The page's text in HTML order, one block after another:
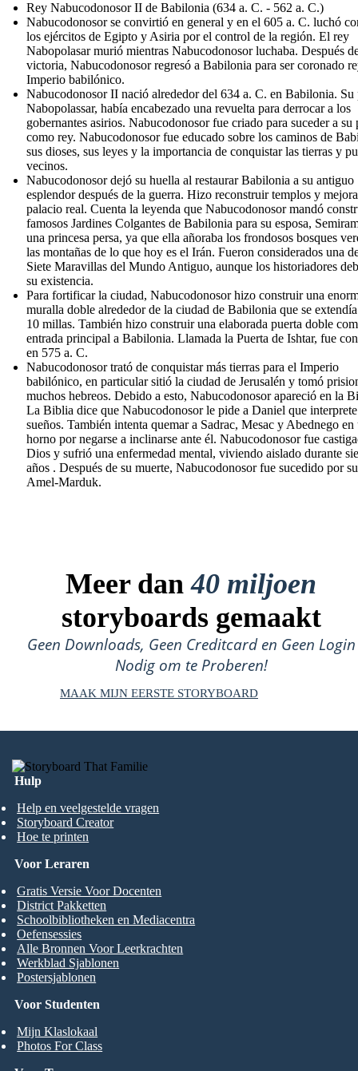
Rey Nabucodonosor II de Babilonia (634 a. C. - 562 a. C.)
Nabucodonosor se convirtió en general y en el 605 a. C. luchó
los ejércitos de Egipto y Asiria por el control de la región. El rey
Nabopolasar murió mientras Nabucodonosor luchaba. Después
victoria, Nabucodonosor regresó a Babilonia para ser coronado
Imperio babilónico.
Nabucodonosor II nació alrededor del 634 a. C. en Babilonia. Su
Nabopolassar, había encabezado una revuelta para derrocar a los
gobernantes asirios. Nabucodonosor fue criado para suceder a su
como rey. Nabucodonosor fue educado sobre los caminos de
sus dioses, sus leyes y la importancia de conquistar las tierras y
vecinos.
Nabucodonosor dejó su huella al restaurar Babilonia a su antiguo
esplendor después de la guerra. Hizo reconstruir templos y
palacio real. Cuenta la leyenda que Nabucodonosor mandó
famosos Jardines Colgantes de Babilonia para su esposa,
una princesa persa, ya que ella añoraba los frondosos bosques
las montañas de lo que hoy es el Irán. Fueron considerados una
Siete Maravillas del Mundo Antiguo, aunque los historiadores
su existencia.
Para fortificar la ciudad, Nabucodonosor hizo construir una
muralla doble alrededor de la ciudad de Babilonia que se
10 millas. También hizo construir una elaborada puerta doble
entrada principal a Babilonia. Llamada la Puerta de Ishtar, fue
en 575 a. C.
Nabucodonosor trató de conquistar más tierras para el Imperio
babilónico, en particular sitió la ciudad de Jerusalén y tomó
muchos hebreos. Debido a esto, Nabucodonosor apareció en la
La Biblia dice que Nabucodonosor le pide a Daniel que interprete
sueños. También intenta quemar a Sadrac, Mesac y Abednego en
horno por negarse a inclinarse ante él. Nabucodonosor fue
Dios y sufrió una enfermedad mental, viviendo aislado durante
años . Después de su muerte, Nabucodonosor fue sucedido por
Amel-Marduk.
Meer dan40 miljoen
storyboards gemaakt
Geen Downloads, Geen Creditcard en Geen Login
Nodig om te Proberen!
MAAK MIJN EERSTE STORYBOARD
Hulp
Help en veelgestelde vragen
Storyboard Creator
Hoe te printen
Voor Studenten
Mijn Klaslokaal
Photos For Class
Voor Leraren
Gratis Versie Voor Docenten
District Pakketten
Schoolbibliotheken en Mediacentra
Oefensessies
Alle Bronnen Voor Leerkrachten
Werkblad Sjablonen
Postersjablonen